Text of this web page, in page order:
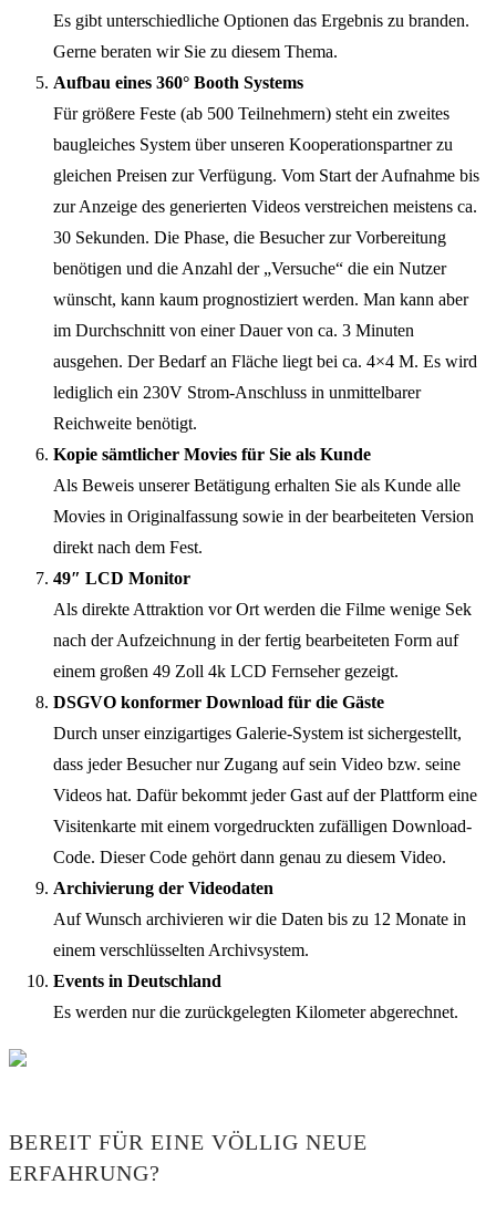
Es gibt unterschiedliche Optionen das Ergebnis zu branden.
Gerne beraten wir Sie zu diesem Thema.
Aufbau eines 360° Booth Systems
Für größere Feste (ab 500 Teilnehmern) steht ein zweites
baugleiches System über unseren Kooperationspartner zu
gleichen Preisen zur Verfügung. Vom Start der Aufnahme bis
zur Anzeige des generierten Videos verstreichen meistens ca.
30 Sekunden. Die Phase, die Besucher zur Vorbereitung
benötigen und die Anzahl der „Versuche“ die ein Nutzer
wünscht, kann kaum prognostiziert werden. Man kann aber
im Durchschnitt von einer Dauer von ca. 3 Minuten
ausgehen. Der Bedarf an Fläche liegt bei ca. 4×4 M. Es wird
lediglich ein 230V Strom-Anschluss in unmittelbarer
Reichweite benötigt.
Kopie sämtlicher Movies für Sie als Kunde
Als Beweis unserer Betätigung erhalten Sie als Kunde alle
Movies in Originalfassung sowie in der bearbeiteten Version
direkt nach dem Fest.
49″ LCD Monitor
Als direkte Attraktion vor Ort werden die Filme wenige Sek
nach der Aufzeichnung in der fertig bearbeiteten Form auf
einem großen 49 Zoll 4k LCD Fernseher gezeigt.
DSGVO konformer Download für die Gäste
Durch unser einzigartiges Galerie-System ist sichergestellt,
dass jeder Besucher nur Zugang auf sein Video bzw. seine
Videos hat. Dafür bekommt jeder Gast auf der Plattform eine
Visitenkarte mit einem vorgedruckten zufälligen Download-
Code. Dieser Code gehört dann genau zu diesem Video.
Archivierung der Videodaten
Auf Wunsch archivieren wir die Daten bis zu 12 Monate in
einem verschlüsselten Archivsystem.
Events in Deutschland
Es werden nur die zurückgelegten Kilometer abgerechnet.
BEREIT FÜR EINE VÖLLIG NEUE
ERFAHRUNG?